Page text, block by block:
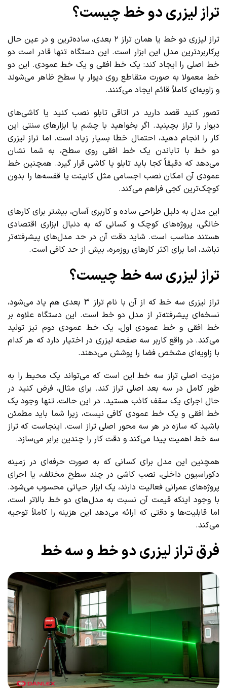
تراز لیزری دو خط چیست؟
تراز لیزری دو خط یا همان تراز ۲ بعدی، ساده‌ترین و در عین حال
پرکاربردترین مدل این ابزار است. این دستگاه تنها قادر است دو
خط اصلی را ایجاد کند: یک خط افقی و یک خط عمودی. این دو
خط معمولا به صورت متقاطع روی دیوار یا سطح ظاهر می‌شوند
و زاویه‌ای کاملاً قائم ایجاد می‌کنند.
تصور کنید قصد دارید در اتاقی تابلو نصب کنید یا کاشی‌های
دیوار را تراز بچینید. اگر بخواهید با چشم یا ابزارهای سنتی این
کار را انجام دهید، احتمال خطا بسیار زیاد است. اما تراز لیزری
دو خط با تاباندن یک خط افقی روی سطح، به شما نشان
می‌دهد که دقیقاً کجا باید تابلو یا کاشی قرار گیرد. همچنین خط
عمودی آن امکان نصب اجسامی مثل کابینت یا قفسه‌ها را بدون
کوچک‌ترین کجی فراهم می‌کند.
این مدل به دلیل طراحی ساده و کاربری آسان، بیشتر برای کارهای
خانگی، پروژه‌های کوچک و کسانی که به دنبال ابزاری اقتصادی
هستند مناسب است. شاید دقت آن در حد مدل‌های پیشرفته‌تر
نباشد، اما برای اکثر کارهای روزمره، بیش از حد کافی است.
تراز لیزری سه خط چیست؟
تراز لیزری سه خط که از آن با نام تراز ۳ بعدی هم یاد می‌شود،
نسخه‌ای پیشرفته‌تر از مدل دو خط است. این دستگاه علاوه بر
خط افقی و خط عمودی اول، یک خط عمودی دوم نیز تولید
می‌کند. در واقع کاربر سه صفحه لیزری در اختیار دارد که هر کدام
با زاویه‌ای مشخص فضا را پوشش می‌دهند.
مزیت اصلی تراز سه خط این است که می‌تواند یک محیط را به
طور کامل در سه بعد اصلی تراز کند. برای مثال، فرض کنید در
حال اجرای یک سقف کاذب هستید. در این حالت، تنها وجود یک
خط افقی و یک خط عمودی کافی نیست، زیرا شما باید مطمئن
باشید که سازه در هر سه محور اصلی تراز است. اینجاست که تراز
سه خط اهمیت پیدا می‌کند و دقت کار را چندین برابر می‌سازد.
همچنین این مدل برای کسانی که به صورت حرفه‌ای در زمینه
دکوراسیون داخلی، نصب کاشی در چند سطح مختلف، یا اجرای
پروژه‌های عمرانی فعالیت دارند، یک ابزار حیاتی محسوب می‌شود.
با وجود اینکه قیمت آن نسبت به مدل‌های دو خط بالاتر است،
اما قابلیت‌ها و دقتی که ارائه می‌دهد این هزینه را کاملاً توجیه
می‌کند.
فرق تراز لیزری دو خط و سه خط